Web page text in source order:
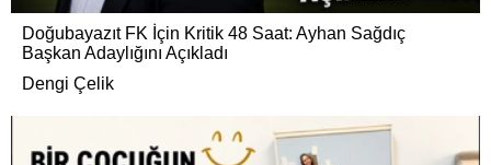
Doğubayazıt FK İçin Kritik 48 Saat: Ayhan Sağdıç
Başkan Adaylığını Açıkladı
Dengi Çelik